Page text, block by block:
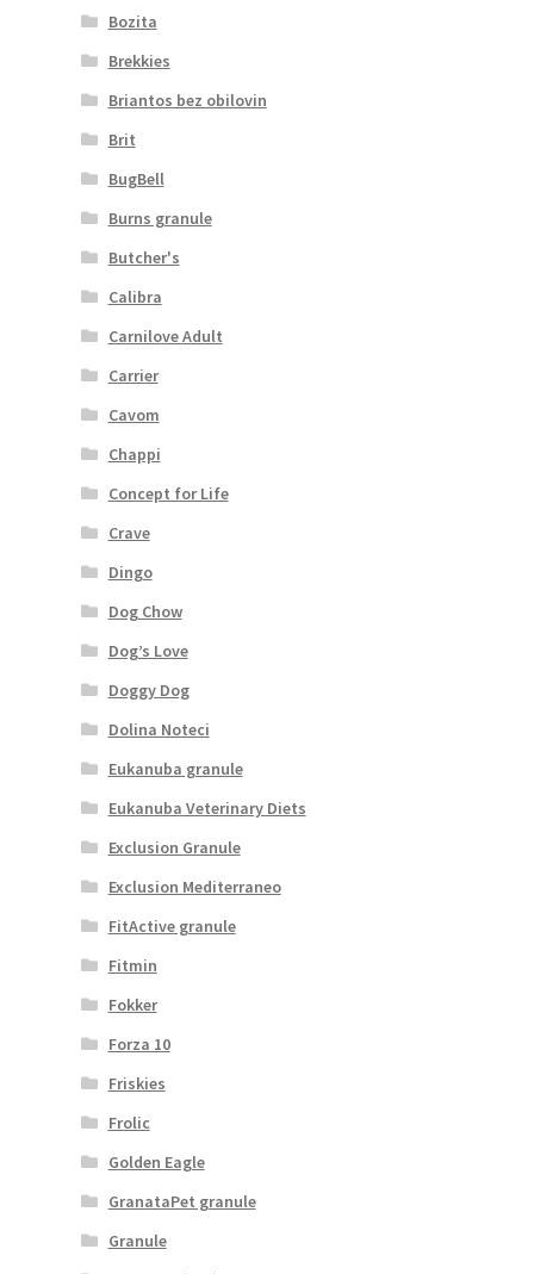
Bozita
Brekkies
Briantos bez obilovin
Brit
BugBell
Burns granule
Butcher's
Calibra
Carnilove Adult
Carrier
Cavom
Chappi
Concept for Life
Crave
Dingo
Dog Chow
Dog’s Love
Doggy Dog
Dolina Noteci
Eukanuba granule
Eukanuba Veterinary Diets
Exclusion Granule
Exclusion Mediterraneo
FitActive granule
Fitmin
Fokker
Forza 10
Friskies
Frolic
Golden Eagle
GranataPet granule
Granule